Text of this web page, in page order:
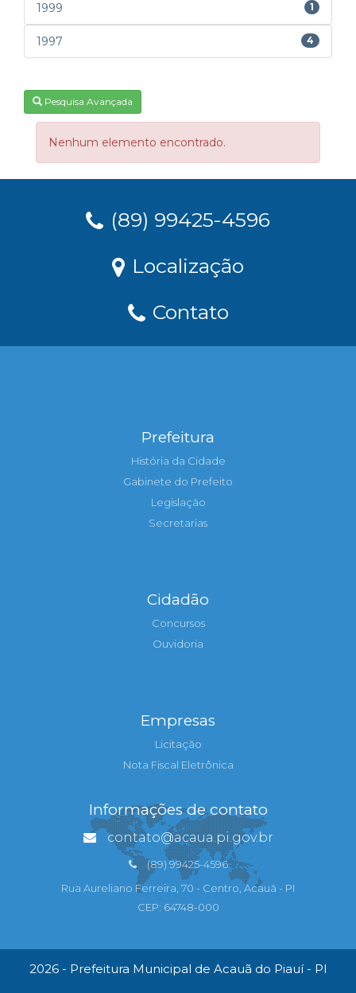
1999 1
1997 4
Pesquisa Avançada
Nenhum elemento encontrado.
(89) 99425-4596
Localização
Contato
Prefeitura
História da Cidade
Gabinete do Prefeito
Legislação
Secretarias
Cidadão
Concursos
Ouvidoria
Empresas
Licitação
Nota Fiscal Eletrônica
Informações de contato
contato@acaua.pi.gov.br
(89) 99425-4596
Rua Aureliano Ferreira, 70 - Centro, Acauã - PI
CEP: 64748-000
2026 - Prefeitura Municipal de Acauã do Piauí - PI